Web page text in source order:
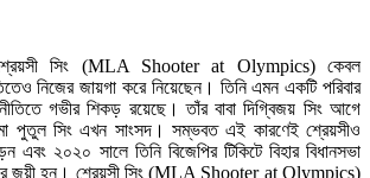
সিং (MLA Shooter at Olympics) কেবল
নিজের জায়গা করে নিয়েছেন। তিনি এমন একটি পরিবার
গভীর শিকড় রয়েছে। তাঁর বাবা দিগ্বিজয় সিং আগে
পুতুল সিং এখন সাংসদ। সম্ভবত এই কারণেই শ্রেয়সীও
এবং ২০২০ সালে তিনি বিজেপির টিকিটে বিহার বিধানসভা
করে জয়ী হন। শ্রেয়সী সিং (MLA Shooter at Olympics)